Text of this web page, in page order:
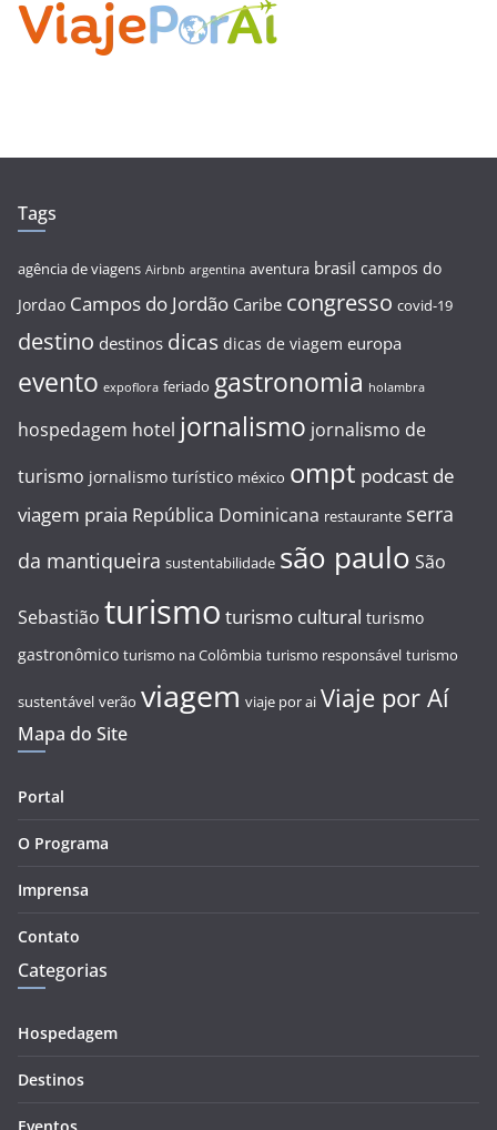
Tags
agência de viagens Airbnb argentina aventura brasil campos do
Jordao Campos do Jordão Caribe congresso covid-19
destino destinos dicas dicas de viagem europa
evento expoflora feriado gastronomia holambra
hospedagem hotel jornalismo jornalismo de
turismo jornalismo turístico méxico ompt podcast de
viagem praia República Dominicana restaurante serra
da mantiqueira sustentabilidade são paulo São
Sebastião turismo turismo cultural turismo
gastronômico turismo na Colômbia turismo responsável turismo
sustentável verão viagem viaje por ai Viaje por Aí
Mapa do Site
Portal
O Programa
Imprensa
Contato
Categorias
Hospedagem
Destinos